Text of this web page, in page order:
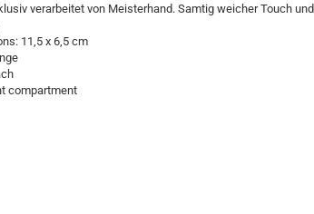
verarbeitet von Meisterhand. Samtig weicher Touch und
11,5 x 6,5 cm
compartment